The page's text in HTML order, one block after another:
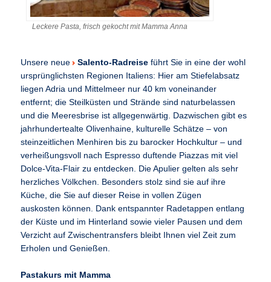
Leckere Pasta, frisch gekocht mit Mamma Anna
Unsere neue Salento-Radreise führt Sie in eine der wohl
ursprünglichsten Regionen Italiens: Hier am Stiefelabsatz
liegen Adria und Mittelmeer nur 40 km voneinander
entfernt; die Steilküsten und Strände sind naturbelassen
und die Meeresbrise ist allgegenwärtig. Dazwischen gibt es
jahrhundertealte Olivenhaine, kulturelle Schätze – von
steinzeitlichen Menhiren bis zu barocker Hochkultur – und
verheißungsvoll nach Espresso duftende Piazzas mit viel
Dolce-Vita-Flair zu entdecken. Die Apulier gelten als sehr
herzliches Völkchen. Besonders stolz sind sie auf ihre
Küche, die Sie auf dieser Reise in vollen Zügen
auskosten können. Dank entspannter Radetappen entlang
der Küste und im Hinterland sowie vieler Pausen und dem
Verzicht auf Zwischentransfers bleibt Ihnen viel Zeit zum
Erholen und Genießen.
Pastakurs mit Mamma